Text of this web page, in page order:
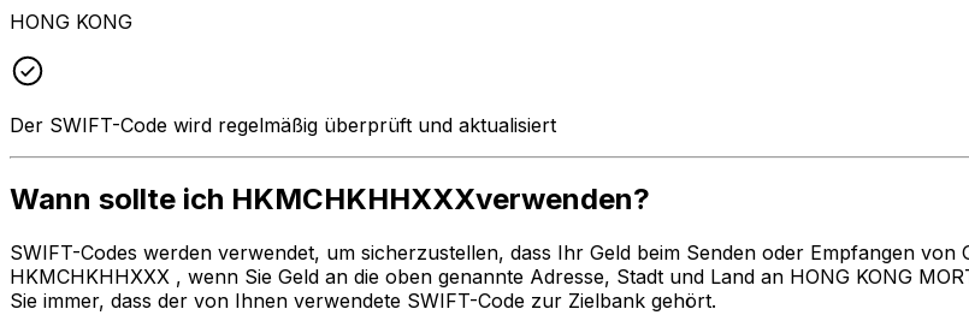
HONG KONG
Der SWIFT-Code wird regelmäßig überprüft und aktualisiert
Wann sollte ich HKMCHKHHXXXverwenden?
SWIFT-Codes werden verwendet, um sicherzustellen, dass Ihr Geld beim Senden oder Empfangen
HKMCHKHHXXX , wenn Sie Geld an die oben genannte Adresse, Stadt und Land an HONG KONG
Sie immer, dass der von Ihnen verwendete SWIFT-Code zur Zielbank gehört.